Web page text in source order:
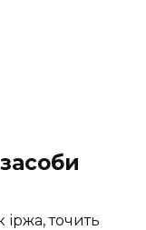
точить